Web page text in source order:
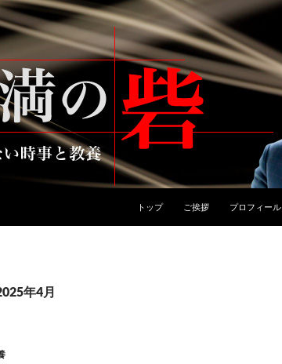
トップ ご挨拶 プロフィール
年4月